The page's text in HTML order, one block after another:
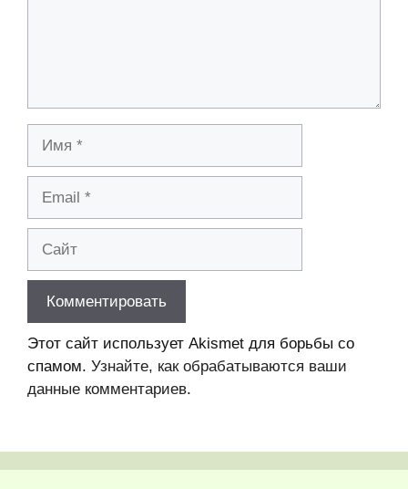
Этот сайт использует Akismet для борьбы со
спамом. Узнайте, как обрабатываются ваши
данные комментариев.